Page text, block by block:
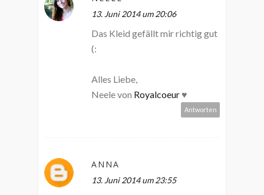
13. Juni 2014 um 20:06
Das Kleid gefällt mir richtig gut
(:
Alles Liebe,
Neele von Royalcoeur ♥
Antworten
ANNA
13. Juni 2014 um 23:55